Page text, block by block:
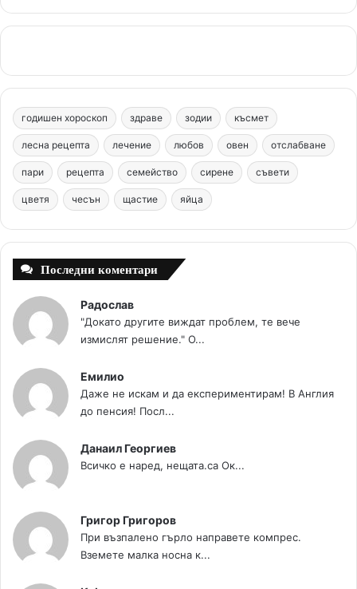
a
e
b
o
o
k
i
t
e
r
e
s
t
o
T
u
b
e
n
t
a
g
r
m
k
c
m
годишен хороскоп здраве зодии късмет
лесна рецепта лечение любов овен отслабване
пари рецепта семейство сирене съвети
цветя чесън щастие яйца
Последни коментари
Радослав
"Докато другите виждат проблем, те вече
измислят решение." О...
Емилио
Даже не искам и да експериментирам! В Англия
до пенсия! Посл...
Данаил Георгиев
Всичко е наред, нещата.са Ок...
Григор Григоров
При възпалено гърло направете компрес.
Вземете малка носна к...